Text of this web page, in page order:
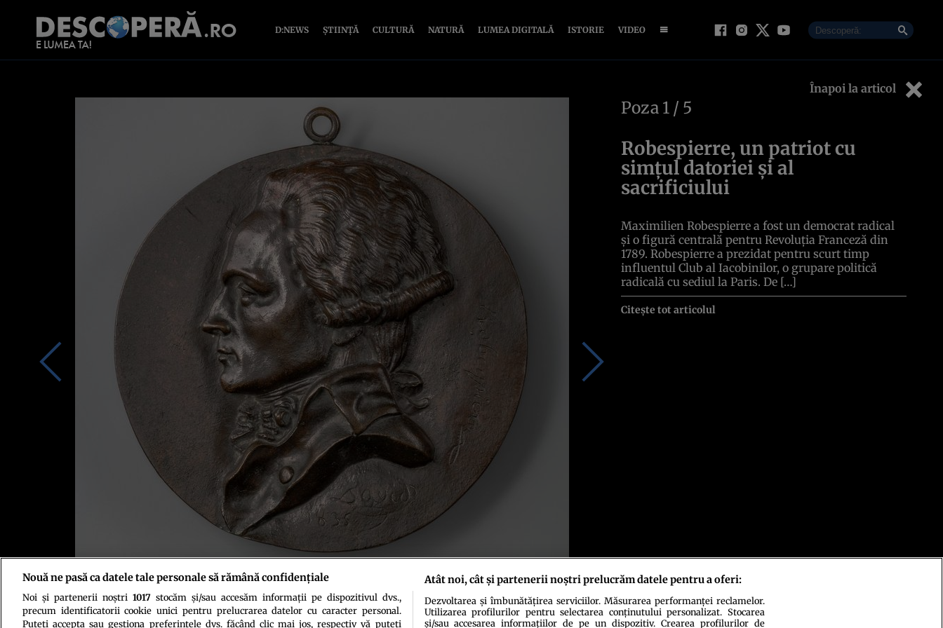
D:NEWS ȘTIINȚĂ CULTURĂ NATURĂ LUMEA DIGITALĂ ISTORIE VIDEO
Înapoi la articol
Sursa foto: Profimedia
Poza 1 / 5
Robespierre, un patriot cu
simțul datoriei și al
sacrificiului
Maximilien Robespierre a fost un democrat radical
și o figură centrală pentru Revoluția Franceză din
1789. Robespierre a prezidat pentru scurt timp
influentul Club al Iacobinilor, o grupare politică
radicală cu sediul la Paris. De […]
Citește tot articolul
Nouă ne pasă ca datele tale personale să rămână confidențiale
Noi și partenerii noștri 1017stocăm și/sau accesăm informații pe dispozitivul dvs.,
precum identificatorii cookie unici pentru prelucrarea datelor cu caracter personal.
Puteți accepta sau gestiona preferințele dvs. făcând clic mai jos, respectiv vă puteți
Atât noi, cât și partenerii noștri prelucrăm datele pentru a oferi:
Dezvoltarea și îmbunătățirea serviciilor. Măsurarea performanței reclamelor.
Utilizarea profilurilor pentru selectarea conținutului personalizat. Stocarea
și/sau accesarea informațiilor de pe un dispozitiv. Crearea profilurilor de